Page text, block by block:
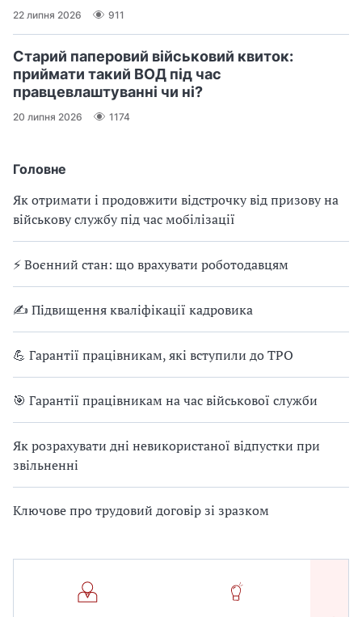
Головне
Як отримати і продовжити відстрочку від призову на
військову службу під час мобілізації
⚡ Воєнний стан: що врахувати роботодавцям
✍ Підвищення кваліфікації кадровика
💪 Гарантії працівникам, які вступили до ТРО
🎯 Гарантії працівникам на час військової служби
Як розрахувати дні невикористаної відпустки при
звільненні
Ключове про трудовий договір зі зразком
22 липня 2026 911
Старий паперовий військовий квиток:
приймати такий ВОД під час
правцевлаштуванні чи ні?
20 липня 2026 1174